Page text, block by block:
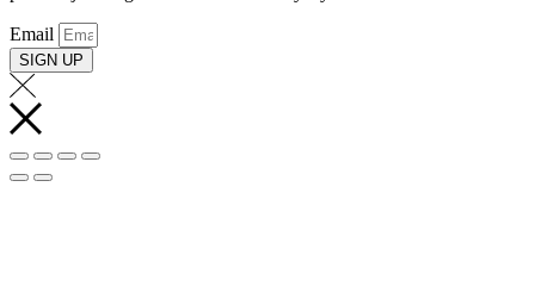
Email
SIGN UP